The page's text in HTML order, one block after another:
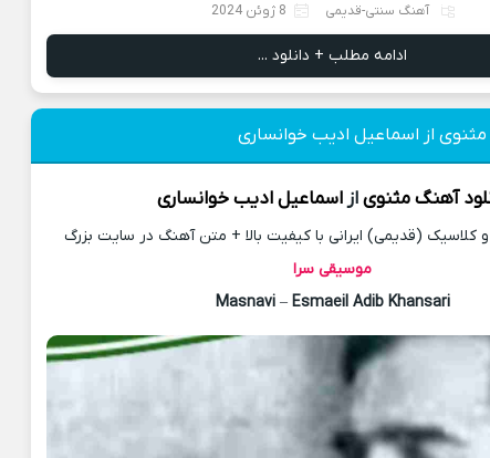
آهنگ سنتی-قدیمی 8 ژوئن 2024
ادامه مطلب + دانلود ...
مثنوی از اسماعیل ادیب خوانساری
آهنگ مثنوی ازاسماعیل ادیب خوانساری
(قدیمی) ایرانی با کیفیت بالا + متن آهنگ در سایت بزرگ
موسیقی سرا
Masnavi– Esmaeil Adib Khansari